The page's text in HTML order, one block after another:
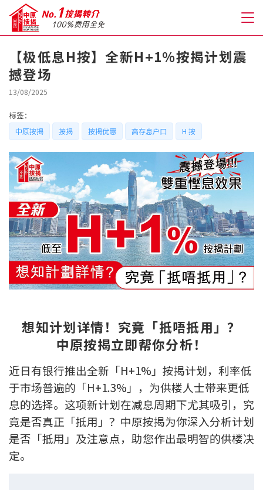
关于我们
人才房贷・开户优惠
免费房贷转介服务
免费开户转介服务
私人贷款
优惠礼遇
新盘优越按揭优惠
推荐齐齐友赏
按揭工具
按揭计算
转按计算
置业预算
【极低息H按】全新H+1%按揭计划震
撼登场
13/08/2025
标签：
中原按揭 按揭 按揭优惠 高存息户口 H 按
想知计划详情！究竟「抵唔抵用」？
中原按揭立即帮你分析！
近日有银行推出全新「H+1%」按揭计划，利率低
于市场普遍的「H+1.3%」，为供楼人士带来更低
息的选择。这项新计划在减息周期下尤其吸引，究
竟是否真正「抵用」？中原按揭为你深入分析计划
是否「抵用」及注意点，助您作出最明智的供楼决
定。